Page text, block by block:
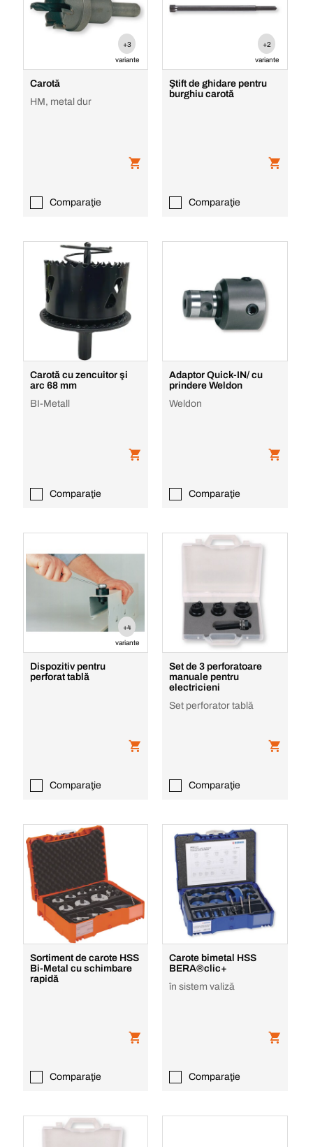
+3
variante
Carotă
HM, metal dur
Comparaţie
+2
variante
Ştift de ghidare pentru
burghiu carotă
Comparaţie
Carotă cu zencuitor şi
arc 68 mm
BI-Metall
Comparaţie
Adaptor Quick-IN/ cu
prindere Weldon
Weldon
Comparaţie
+4
variante
Dispozitiv pentru
perforat tablă
Comparaţie
Set de 3 perforatoare
manuale pentru
electricieni
Set perforator tablă
Comparaţie
Sortiment de carote HSS
Bi-Metal cu schimbare
rapidă
Comparaţie
Carote bimetal HSS
BERA®clic+
în sistem valiză
Comparaţie